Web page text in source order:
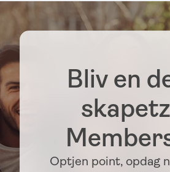
Bliv en
Optjen point, opdag